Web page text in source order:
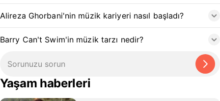
Alireza Ghorbani'nin müzik kariyeri nasıl başladı?
Barry Can't Swim'in müzik tarzı nedir?
Yaşam haberleri